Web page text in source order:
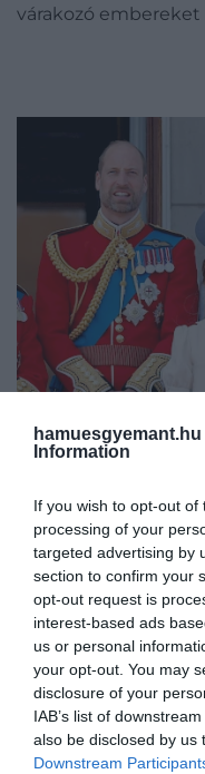
hamuesgyemant.hu
Information
If you wish to opt-out
processing of your
targeted advertising by
section to confirm your
opt-out request is
interest-based ads
us or personal
your opt-out. You may
disclosure of your
IAB’s list of
also be disclosed by us
Downstream
várakozó embereket
Fotó:Chris Jackson/
A szakértő szerint
mozdulatait
is kezdeményezte
Györggyel, és úgy
dolgokra a
akár arra is
bevonni bátyját, és
vállalni abból a